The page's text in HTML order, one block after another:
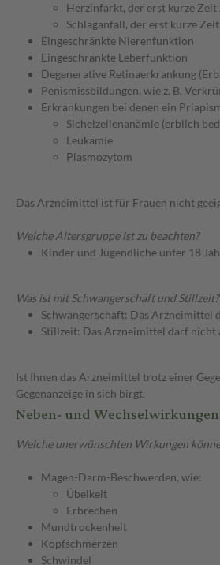
Herzinfarkt, der erst kurze
Schlaganfall, der erst kurze
Eingeschränkte Nierenfunktion
Eingeschränkte Leberfunktion
Degenerative Retinaerkrankung
Penismissbildungen, wie z. B.
Erkrankungen bei denen ein
Sichelzellenanämie (erblich
Leukämie
Plasmozytom
Das Arzneimittel ist für Frauen nicht
Welche Altersgruppe ist zu beachten?
Kinder und Jugendliche unter 18
Was ist mit Schwangerschaft und Stillzeit?
Schwangerschaft: Das Arzneimittel
Stillzeit: Das Arzneimittel darf nicht
Ist Ihnen das Arzneimittel trotz einer
Gegenanzeige in sich birgt.
Neben- und Wechselwirkungen
Welche unerwünschten Wirkungen
Magen-Darm-Beschwerden, wie:
Übelkeit
Erbrechen
Mundtrockenheit
Kopfschmerzen
Schwindel